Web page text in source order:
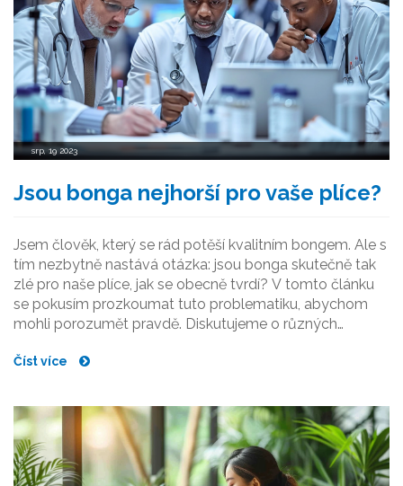
srp, 19 2023
Jsou bonga nejhorší pro vaše plíce?
Jsem člověk, který se rád potěší kvalitním bongem. Ale s
tím nezbytně nastává otázka: jsou bonga skutečně tak
zlé pro naše plíce, jak se obecně tvrdí? V tomto článku
se pokusím prozkoumat tuto problematiku, abychom
mohli porozumět pravdě. Diskutujeme o různých
Společně zjistíme, zda je bong skutečně také nejhorším
Číst více